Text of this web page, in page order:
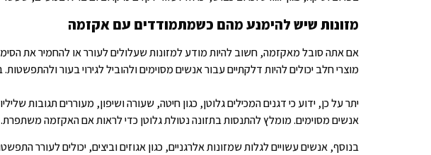
מזונות שיש להימנע מהם כשמתמודדים עם אקזמה
אם אתה סובל מאקזמה, חשוב להיות מודע למזונות שעלולים לעורר או להחמיר את
מוצרי חלב יכולים להיות דלקתיים עבור אנשים מסוימים ולהוביל לגירוי בעור
יתר על כן, ידוע כי דגנים המכילים גלוטן, כגון חיטה, שעורה ושיפון, מעוררים תגובות
אנשים מסוימים. מומלץ להתנסות בתזונה נטולת גלוטן כדי לראות אם האקזמה משתפרת.
בנוסף, אנשים עשויים לגלות שמזונות אלרגניים, כגון אגוזים וביצים, יכולים לעורר